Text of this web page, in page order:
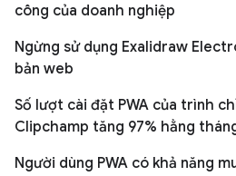
công của doanh nghiệp
Ngừng sử dụng Exalidraw
bản web
Số lượt cài đặt PWA của trình
Clipchamp tăng 97% hằng
Người dùng PWA có khả năng